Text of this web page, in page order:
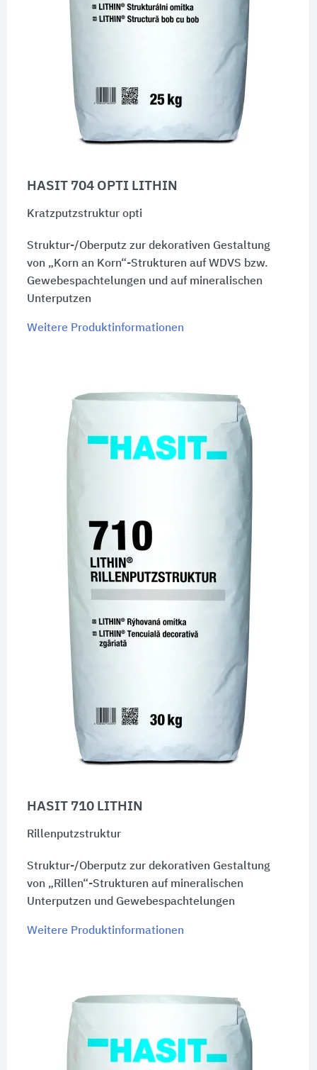
HASIT 704 OPTI LITHIN
Kratzputzstruktur opti
Struktur-/Oberputz zur dekorativen Gestaltung
von „Korn an Korn“-Strukturen auf WDVS bzw.
Gewebespachtelungen und auf mineralischen
Unterputzen
Weitere Produktinformationen
HASIT 710 LITHIN
Rillenputzstruktur
Struktur-/Oberputz zur dekorativen Gestaltung
von „Rillen“-Strukturen auf mineralischen
Unterputzen und Gewebespachtelungen
Weitere Produktinformationen